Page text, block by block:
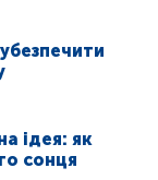
ідея: як
сонця